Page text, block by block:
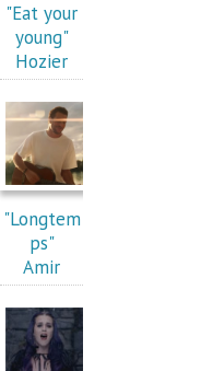
"Eat your
young"
Hozier
"Longtem
ps"
Amir